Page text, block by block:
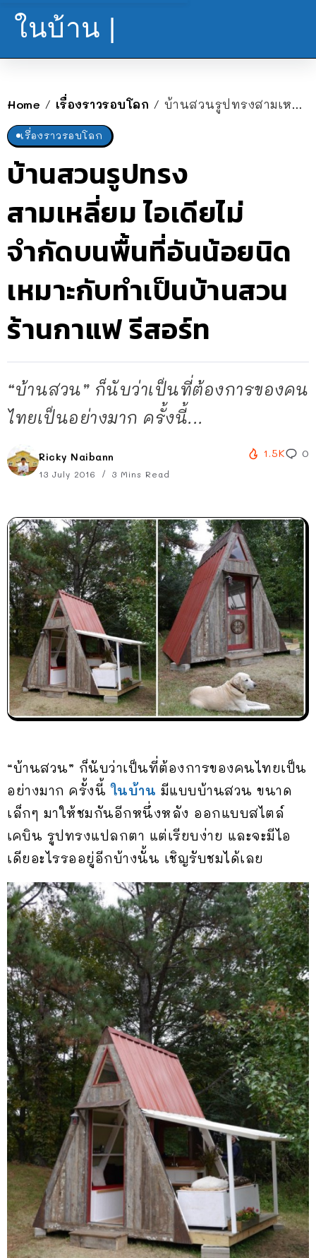
ในบ้าน |
Home / เรื่องราวรอบโลก / บ้านสวนรูปทรงสามเหลี่ยม ไอเดียไม่จำกัดบนพื้นที่อันน้อยนิด เหมาะกับทำเป็นบ้านสวน ร้านกาแฟ รีสอร์ท
เรื่องราวรอบโลก
บ้านสวนรูปทรง
สามเหลี่ยม ไอเดียไม่
จำกัดบนพื้นที่อันน้อยนิด
เหมาะกับทำเป็นบ้านสวน
ร้านกาแฟ รีสอร์ท
“บ้านสวน” ก็นับว่าเป็นที่ต้องการของคน
ไทยเป็นอย่างมาก ครั้งนี้...
Ricky Naibann
13 July 2016 3 Mins Read
1.5K 0
“บ้านสวน” ก็นับว่าเป็นที่ต้องการของคนไทยเป็น
อย่างมาก ครั้งนี้ในบ้าน มีแบบบ้านสวน ขนาด
เล็กๆ มาให้ชมกันอีกหนึ่งหลัง ออกแบบสไตล์
เคบิน รูปทรงแปลกตา แต่เรียบง่าย และจะมีไอ
เดียอะไรรออยู่อีกบ้างนั้น เชิญรับชมได้เลย